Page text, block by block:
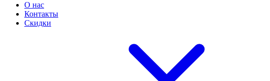
О нас
Контакты
Скидки